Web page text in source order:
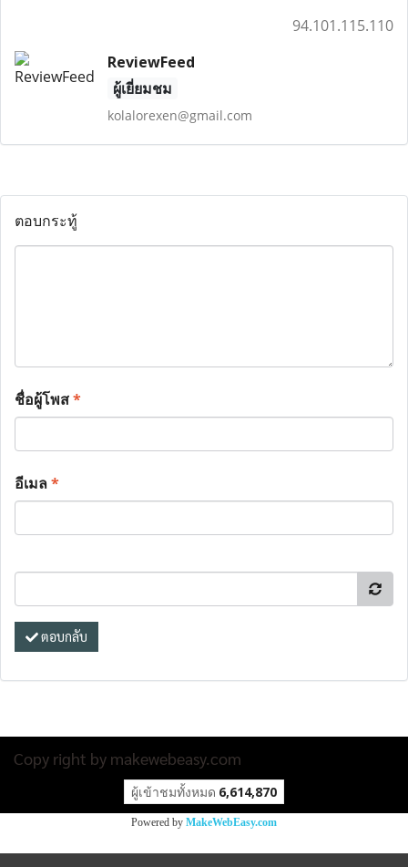
94.101.115.110
ReviewFeed
ผู้เยี่ยมชม
kolalorexen@gmail.com
ตอบกระทู้
ชื่อผู้โพส*
อีเมล*
ตอบกลับ
Copy right by makewebeasy.com
ผู้เข้าชมวันนี้ 19,028
Powered by MakeWebEasy.com